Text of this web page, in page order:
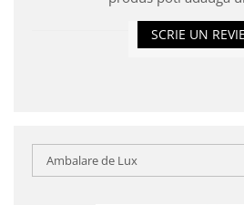
SCRIE UN
Ambalare de Lux